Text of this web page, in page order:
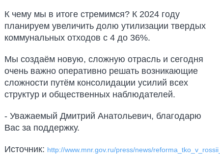
К чему мы в итоге стремимся? К 2024 году
планируем увеличить долю утилизации твердых
коммунальных отходов с 4 до 36%.
Мы создаём новую, сложную отрасль и сегодня
очень важно оперативно решать возникающие
сложности путём консолидации усилий всех
структур и общественных наблюдателей.
- Уважаемый Дмитрий Анатольевич, благодарю
Вас за поддержку.
Источник: http://www.mnr.gov.ru/press/news/